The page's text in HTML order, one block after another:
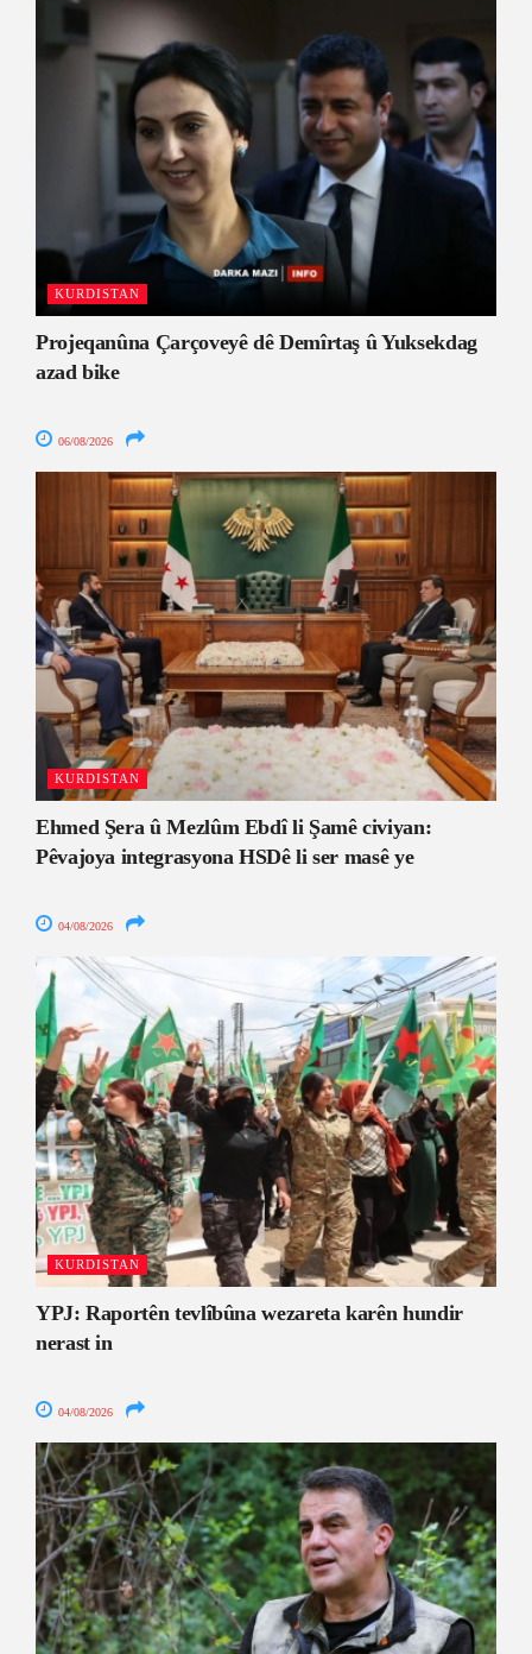
KURDISTAN
Projeqanûna Çarçoveyê dê Demîrtaş û Yuksekdag
azad bike
06/08/2026
KURDISTAN
Ehmed Şera û Mezlûm Ebdî li Şamê civiyan:
Pêvajoya integrasyona HSDê li ser masê ye
04/08/2026
KURDISTAN
YPJ: Raportên tevlîbûna wezareta karên hundir
nerast in
04/08/2026